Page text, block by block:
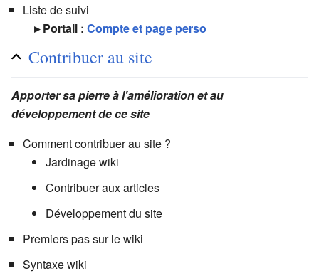
Liste de suivi
▸ Portail : Compte et page perso
Contribuer au site
Apporter sa pierre à l'amélioration et au
développement de ce site
Comment contribuer au site ?
Jardinage wiki
Contribuer aux articles
Développement du site
Premiers pas sur le wiki
Syntaxe wiki